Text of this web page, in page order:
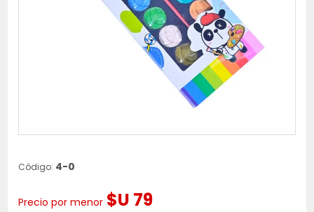
Código: 4-0
Precio por menor $U 79